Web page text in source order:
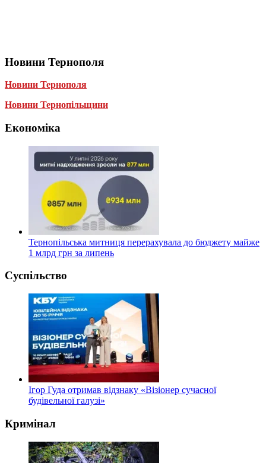
Новини Тернополя
Новини Тернополя
Новини Тернопільщини
Економіка
Тернопільська митниця перерахувала до бюджету майже
1 млрд грн за липень
Суспільство
Ігор Гуда отримав відзнаку «Візіонер сучасної
будівельної галузі»
Кримінал